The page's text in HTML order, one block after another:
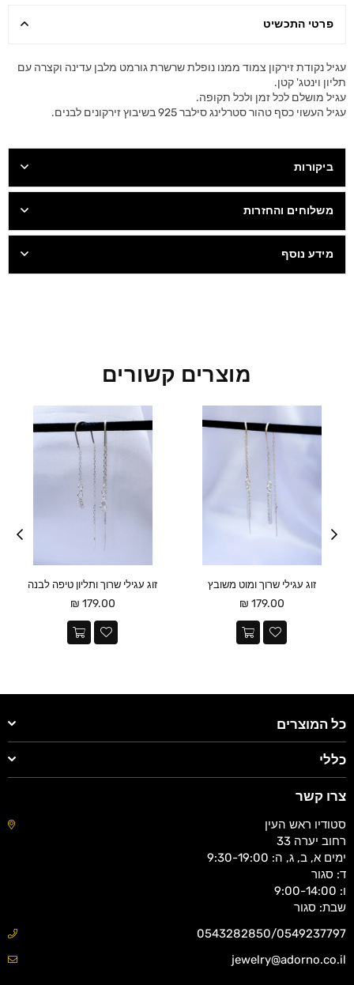
פרטי התכשיט
עגיל נקודת זירקון צמוד ממנו נופלת שרשרת גורמט מלבן עדינה וקצרה עם
תליון וינטג' קטן.
עגיל מושלם לכל זמן ולכל תקופה.
עגיל העשוי כסף טהור סטרלינג סילבר 925 בשיבוץ זירקונים לבנים.
ביקורות
משלוחים והחזרות
מידע נוסף
מוצרים קשורים
זוג עגילי שרוך ומוט משובץ
מחיר
179.00 ₪
זוג עגילי שרוך ותליון טיפה לבנה
מחיר
179.00 ₪
כל המוצרים
כללי
צרו קשר
סטודיו ראש העין
רחוב יערה 33
ימים א, ב, ג, ה: 9:30-19:00
ד: סגור
ו: 9:00-14:00
שבת: סגור
0543282850/0549237797
jewelry@adorno.co.il